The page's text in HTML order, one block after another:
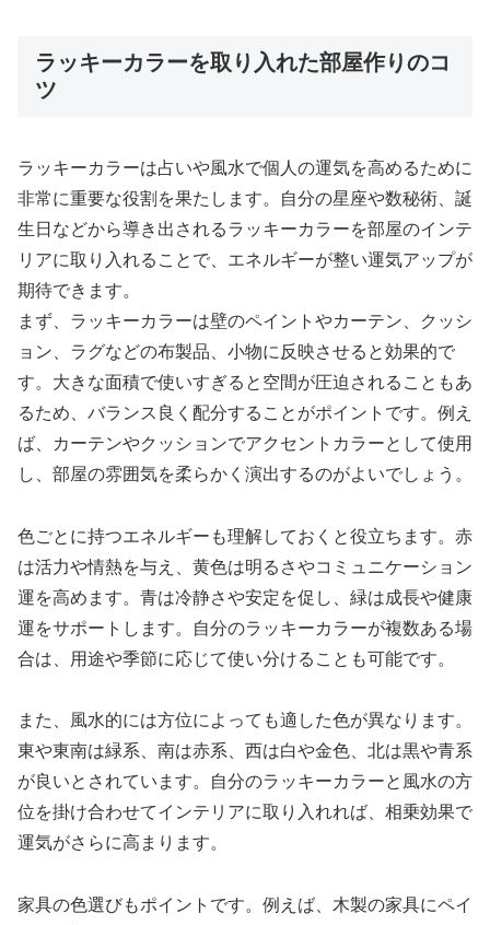
ラッキーカラーを取り入れた部屋作りのコ
ツ
ラッキーカラーは占いや風水で個人の運気を高めるために
非常に重要な役割を果たします。自分の星座や数秘術、誕
生日などから導き出されるラッキーカラーを部屋のインテ
リアに取り入れることで、エネルギーが整い運気アップが
期待できます。
まず、ラッキーカラーは壁のペイントやカーテン、クッシ
ョン、ラグなどの布製品、小物に反映させると効果的で
す。大きな面積で使いすぎると空間が圧迫されることもあ
るため、バランス良く配分することがポイントです。例え
ば、カーテンやクッションでアクセントカラーとして使用
し、部屋の雰囲気を柔らかく演出するのがよいでしょう。
色ごとに持つエネルギーも理解しておくと役立ちます。赤
は活力や情熱を与え、黄色は明るさやコミュニケーション
運を高めます。青は冷静さや安定を促し、緑は成長や健康
運をサポートします。自分のラッキーカラーが複数ある場
合は、用途や季節に応じて使い分けることも可能です。
また、風水的には方位によっても適した色が異なります。
東や東南は緑系、南は赤系、西は白や金色、北は黒や青系
が良いとされています。自分のラッキーカラーと風水の方
位を掛け合わせてインテリアに取り入れれば、相乗効果で
運気がさらに高まります。
家具の色選びもポイントです。例えば、木製の家具にペイ